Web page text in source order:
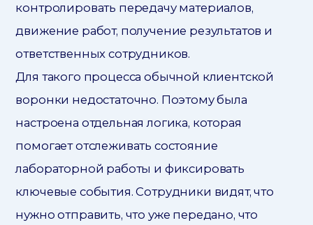
контролировать передачу материалов,
движение работ, получение результатов и
ответственных сотрудников.
Для такого процесса обычной клиентской
воронки недостаточно. Поэтому была
настроена отдельная логика, которая
помогает отслеживать состояние
лабораторной работы и фиксировать
ключевые события. Сотрудники видят, что
нужно отправить, что уже передано, что